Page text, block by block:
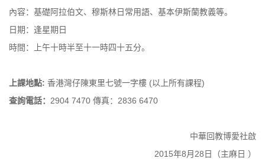
內容：基礎阿拉伯文、穆斯林日常用語、基本伊斯蘭教義等。
日期：逢星期日
時間：上午十時半至十一時四十五分。
上課地點: 香港灣仔陳東里七號一字樓 (以上所有課程)
查詢電話： 2904 7470 傳真：2836 6470
中華回教博愛社啟
2015年8月28日（主麻日 ）